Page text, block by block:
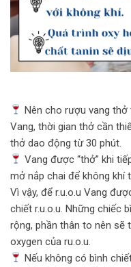
Nên cho rượu vang thở
Vang, thời gian thở cần
thở dao động từ 30 phút.
Vang được “thở” khi
mở nắp chai để không khí
Vì vậy, để r.u.o.u Vang
chiết r.u.o.u. Những chiếc
rộng, phần thân to nên sẽ
oxygen của ru.o.u.
Nếu không có bình